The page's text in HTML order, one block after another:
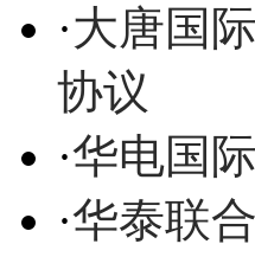
·大唐国
协议
·华电国
·华泰联